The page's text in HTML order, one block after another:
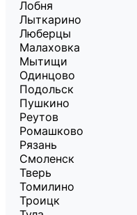
Лобня
Лыткарино
Люберцы
Малаховка
Мытищи
Одинцово
Подольск
Пушкино
Реутов
Ромашково
Рязань
Смоленск
Тверь
Томилино
Троицк